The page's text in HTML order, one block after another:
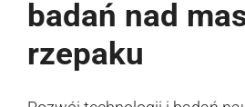
badań nad
rzepaku